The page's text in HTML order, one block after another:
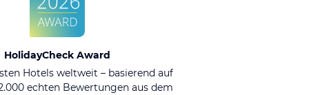
HolidayCheck Award
Hotels weltweit – basierend auf
echten Bewertungen aus dem